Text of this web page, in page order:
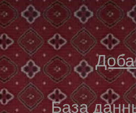
База